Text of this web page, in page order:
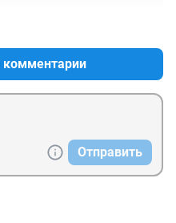
комментарии
Отправить